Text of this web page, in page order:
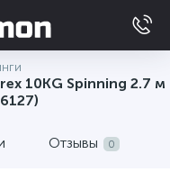
10KG Spinning 2.7 м
Отзывы 0